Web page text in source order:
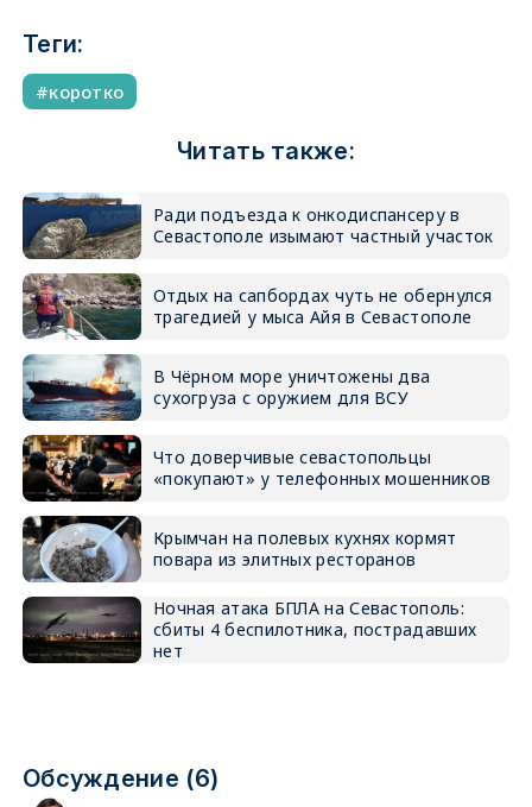
Теги:
коротко
Читать также:
Ради подъезда к онкодиспансеру в
Севастополе изымают частный участок
Отдых на сапбордах чуть не обернулся
трагедией у мыса Айя в Севастополе
В Чёрном море уничтожены два
сухогруза с оружием для ВСУ
Что доверчивые севастопольцы
«покупают» у телефонных мошенников
Крымчан на полевых кухнях кормят
повара из элитных ресторанов
Ночная атака БПЛА на Севастополь:
сбиты 4 беспилотника, пострадавших
нет
Обсуждение (6)